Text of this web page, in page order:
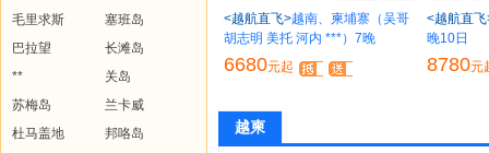
毛里求斯
塞班岛
巴拉望
长滩岛
**
关岛
苏梅岛
兰卡威
杜马盖地
邦咯岛
<越航直飞>越南、柬埔寨（吴哥
胡志明 美托 河内 ***）7晚
6680元起
<越航直飞
晚10日
8780元
越柬